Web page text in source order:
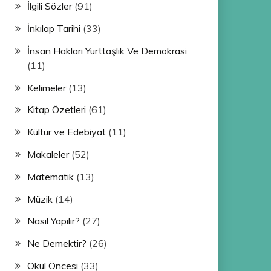
İlgili Sözler(91)
İnkılap Tarihi (33)
İnsan Hakları Yurttaşlık Ve Demokrasi
(11)
Kelimeler(13)
Kitap Özetleri (61)
Kültür ve Edebiyat(11)
Makaleler(52)
Matematik(13)
Müzik(14)
Nasıl Yapılır? (27)
Ne Demektir? (26)
Okul Öncesi (33)